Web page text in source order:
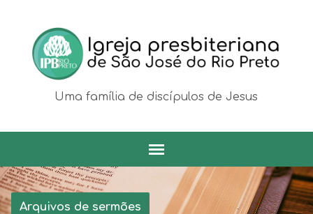
Uma família de discípulos de Jesus
Arquivos de sermões